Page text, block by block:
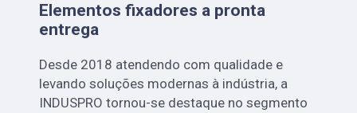
Elementos fixadores a pronta
entrega
Desde 2018 atendendo com qualidade e
levando soluções modernas à indústria, a
INDUSPRO tornou-se destaque no segmento